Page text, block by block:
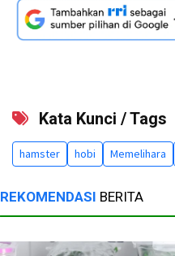
Kata Kunci / Tags
hamster hobi Memelihara
REKOMENDASI BERITA